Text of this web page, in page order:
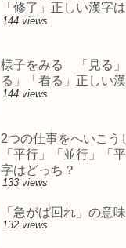
「修了」正しい漢字
144 views
様子をみる 「見る」
る」「看る」正しい
144 views
2つの仕事をへいこ
「平行」「並行」「
字はどっち？
133 views
「急がば回れ」の意
132 views